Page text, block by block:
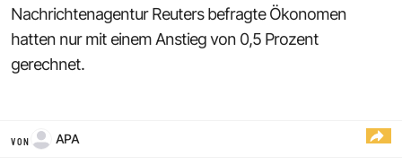
Nachrichtenagentur Reuters befragte Ökonomen
hatten nur mit einem Anstieg von 0,5 Prozent
gerechnet.
VON APA